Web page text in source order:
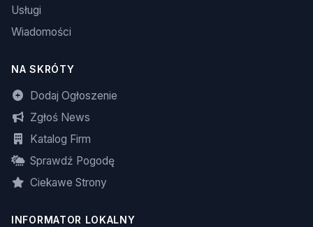
Usługi
Wiadomości
NA SKRÓTY
Dodaj Ogłoszenie
Zgłoś News
Katalog Firm
Sprawdź Pogodę
Ciekawe Strony
INFORMATOR LOKALNY